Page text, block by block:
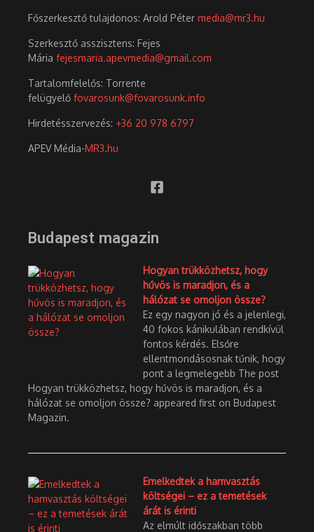
Főszerkesztő tulajdonos: Arold Péter media@mr3.hu
Szerkesztő asszisztens: Fejes
Mária fejesmaria.apevmedia@gmail.com
Tartalomfelelős: Torrente
felügyelő fovarosunk@fovarosunk.info
Hirdetésszervezés: +36 20 978 6797
APEV Média-MR3.hu
Budapest magazin
Hogyan trükközhetsz, hogy
hűvös is maradjon, és a
hálózat se omoljon össze?
Ez egy nagyon jó és a jelenlegi,
40 fokos kánikulában rendkívül
fontos kérdés. Elsőre
ellentmondásosnak tűnik, hogy
pont a legmelegebb The post
Hogyan trükközhetsz, hogy hűvös is maradjon, és a
hálózat se omoljon össze? appeared first on Budapest
Magazin.
Emelkedtek a hamvasztás
költségei – ez a temetések
árát is érinti
Az elmúlt időszakban több